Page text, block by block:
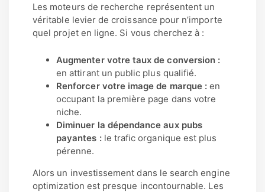
Les moteurs de recherche représentent un
véritable levier de croissance pour n’importe
quel projet en ligne. Si vous cherchez à :
Augmenter votre taux de conversion :
en attirant un public plus qualifié.
Renforcer votre image de marque : en
occupant la première page dans votre
niche.
Diminuer la dépendance aux pubs
payantes :le trafic organique est plus
pérenne.
Alors un investissement dans le search engine
optimization est presque incontournable. Les